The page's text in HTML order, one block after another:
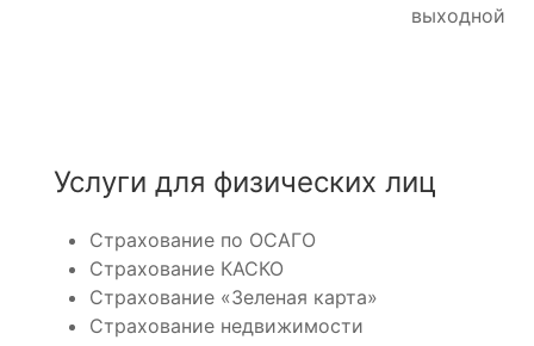
выходной
Услуги для физических лиц
Страхование по ОСАГО
Страхование КАСКО
Страхование «Зеленая карта»
Страхование недвижимости